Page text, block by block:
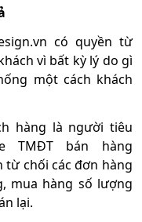
có quyền từ
vì bất kỳ lý do gì
một cách khách
hàng là người tiêu
TMĐT bán hàng
từ chối các đơn hàng
mua hàng số lượng
lại.